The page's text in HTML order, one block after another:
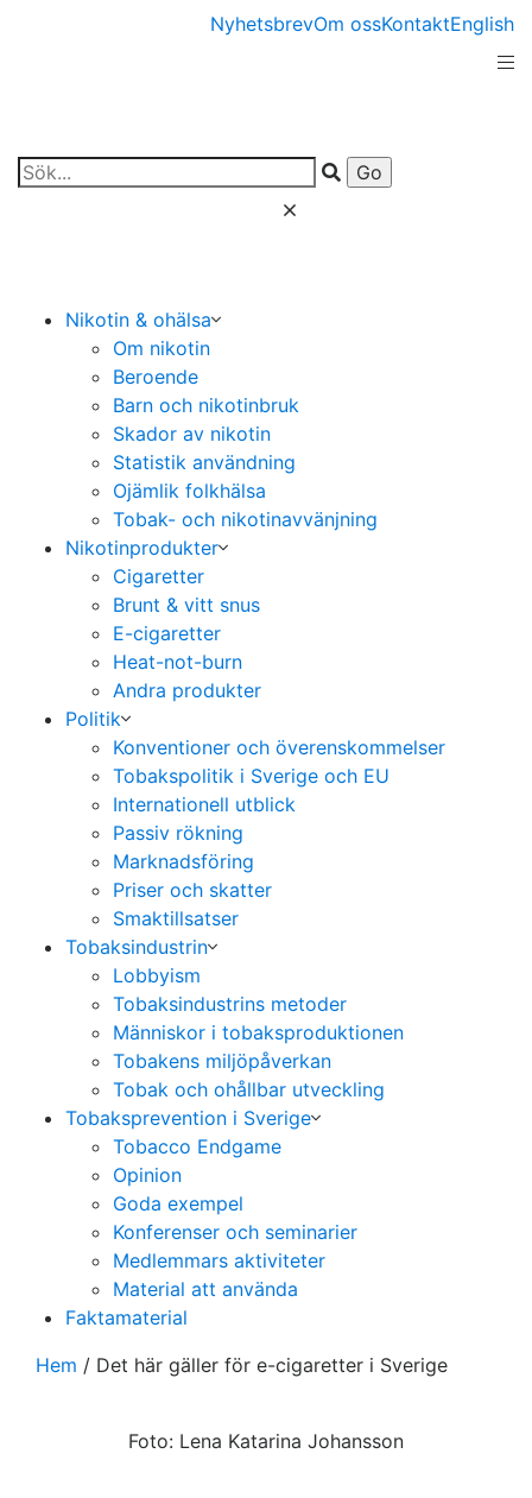
NyhetsbrevOm ossKontaktEnglish
Nikotin & ohälsa
Om nikotin
Beroende
Barn och nikotinbruk
Skador av nikotin
Statistik användning
Ojämlik folkhälsa
Tobak- och nikotinavvänjning
Nikotinprodukter
Cigaretter
Brunt & vitt snus
E-cigaretter
Heat-not-burn
Andra produkter
Politik
Konventioner och överenskommelser
Tobakspolitik i Sverige och EU
Internationell utblick
Passiv rökning
Marknadsföring
Priser och skatter
Smaktillsatser
Tobaksindustrin
Lobbyism
Tobaksindustrins metoder
Människor i tobaksproduktionen
Tobakens miljöpåverkan
Tobak och ohållbar utveckling
Tobaksprevention i Sverige
Tobacco Endgame
Opinion
Goda exempel
Konferenser och seminarier
Medlemmars aktiviteter
Material att använda
Faktamaterial
Hem / Det här gäller för e-cigaretter i Sverige
Foto: Lena Katarina Johansson